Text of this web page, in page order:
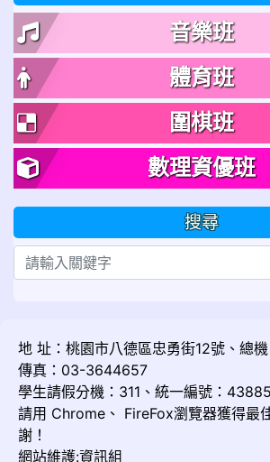
音樂班
體育班
圍棋班
數理資優班
搜尋
地 址：桃園市八德區忠勇街12號、總
傳真：03-3644657
學生請假分機：311、統一編號：
請用 Chrome 、 FireFox瀏覽器獲得最
謝！
網站維護:資訊組